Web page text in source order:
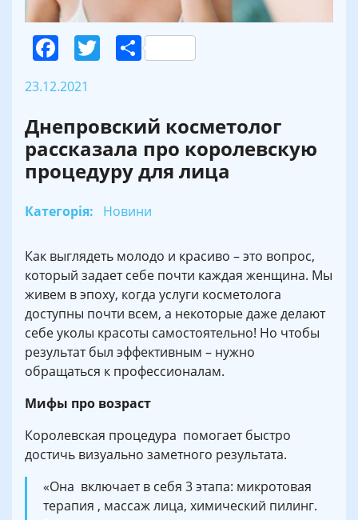
Facebook
Twitter
Поділитися
23.12.2021
Днепровский косметолог
рассказала про королевскую
процедуру для лица
Категорія: Новини
Как выглядеть молодо и красиво – это вопрос,
который задает себе почти каждая женщина. Мы
живем в эпоху, когда услуги косметолога
доступны почти всем, а некоторые даже делают
себе уколы красоты самостоятельно! Но чтобы
результат был эффективным – нужно
обращаться к профессионалам.
Мифы про возраст
Королевская процедура помогает быстро
достичь визуально заметного результата.
«Она включает в себя 3 этапа: микротовая
терапия , массаж лица, химический пилинг.